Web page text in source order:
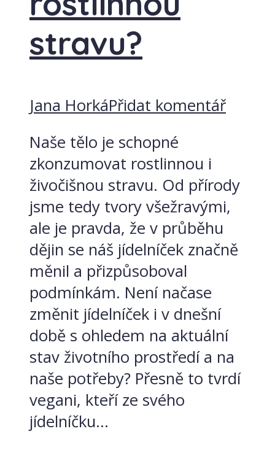
stravu?
Jana HorkáPřidat komentář
Naše tělo je schopné
zkonzumovat rostlinnou i
živočišnou stravu. Od přírody
jsme tedy tvory všežravými,
ale je pravda, že v průběhu
dějin se náš jídelníček značně
měnil a přizpůsoboval
podmínkám. Není načase
změnit jídelníček i v dnešní
době s ohledem na aktuální
stav životního prostředí a na
naše potřeby? Přesně to tvrdí
vegani, kteří ze svého
jídelníčku...